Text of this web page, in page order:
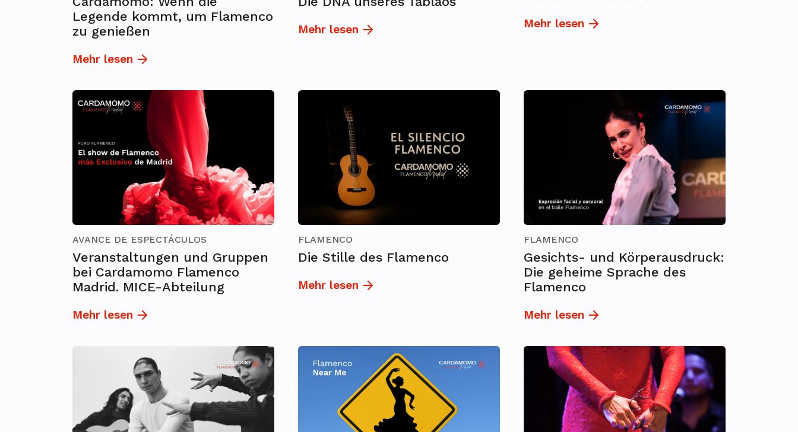
Legende kommt, um Flamenco
zu genießen
Mehr lesen
Mehr lesen Mehr lesen
AVANCE DE ESPECTÁCULOS
Veranstaltungen und Gruppen
bei Cardamomo Flamenco
Madrid. MICE-Abteilung
Mehr lesen
FLAMENCO
Die Stille des Flamenco
Mehr lesen
FLAMENCO
Gesichts- und Körperausdruck:
Die geheime Sprache des
Flamenco
Mehr lesen